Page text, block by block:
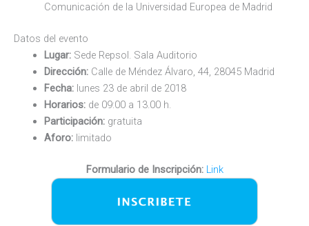
Comunicación de la Universidad Europea de Madrid
Datos del evento
Lugar: Sede Repsol. Sala Auditorio
Dirección: Calle de Méndez Álvaro, 44, 28045 Madrid
Fecha:lunes 23 de abril de 2018
Horarios:de 09:00 a 13.00 h.
Participación: gratuita
Aforo: limitado
Formulario de Inscripción: Link